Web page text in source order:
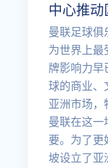
中心推
曼联足球俱
为世界上最
牌影响力早
球的商业、
亚洲市场，
曼联在这一
要。为了更
坡设立了亚